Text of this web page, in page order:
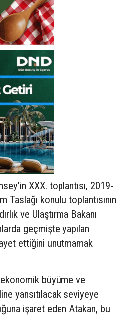
XXX. toplantısı, 2019-
Taslağı konulu toplantısının
ve Ulaştırma Bakanı
geçmişte yapılan
ettiğini unutmamak
büyüme ve
yansıtılacak seviyeye
işaret eden Atakan, bu